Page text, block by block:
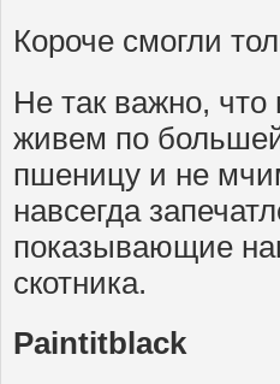
Короче смогли
Не так важно,
живем по
пшеницу и не
навсегда
показывающие
скотника.
Paintitblack